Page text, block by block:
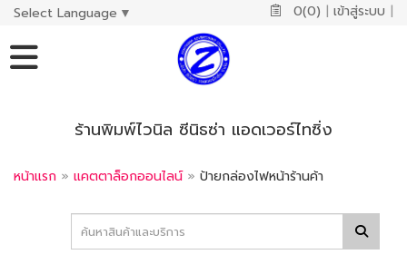
Select Language ▼ 0(0) | เข้าสู่ระบบ |
ร้านพิมพ์ไวนิล ซีนิธซ่า แอดเวอร์ไทซิ่ง
หน้าแรก » แคตตาล็อกออนไลน์ » ป้ายกล่องไฟหน้าร้านค้า